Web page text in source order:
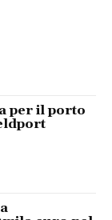
per il porto